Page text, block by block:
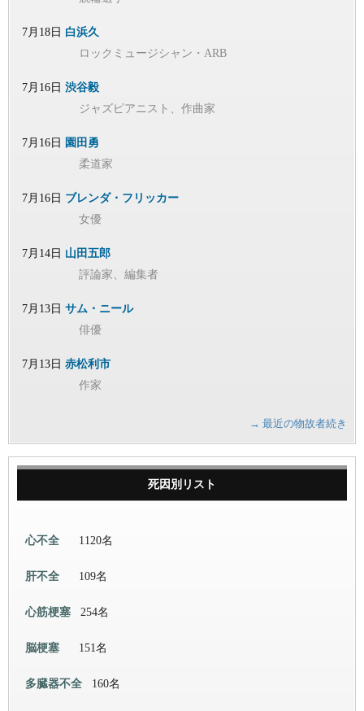
7月18日 白浜久
ロックミュージシャン・ARB
7月16日 渋谷毅
ジャズピアニスト、作曲家
7月16日 園田勇
柔道家
7月16日 ブレンダ・フリッカー
女優
7月14日 山田五郎
評論家、編集者
7月13日 サム・ニール
俳優
7月13日 赤松利市
作家
→ 最近の物故者続き
死因別リスト
心不全 1120名
肝不全 109名
心筋梗塞 254名
脳梗塞 151名
多臓器不全 160名